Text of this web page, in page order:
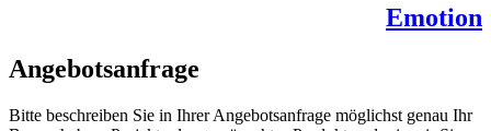
Emotion
Angebotsanfrage
Bitte beschreiben Sie in Ihrer Angebotsanfrage möglichst genau Ihr